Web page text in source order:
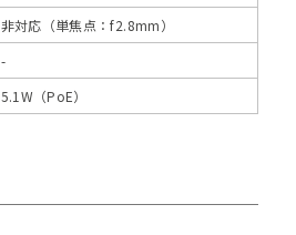
非対応（単焦点：f2.8mm）
-
5.1W（PoE）